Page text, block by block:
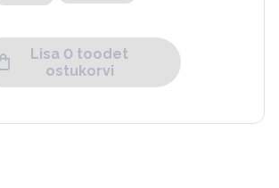
Lisa 0 toodet
ostukorvi